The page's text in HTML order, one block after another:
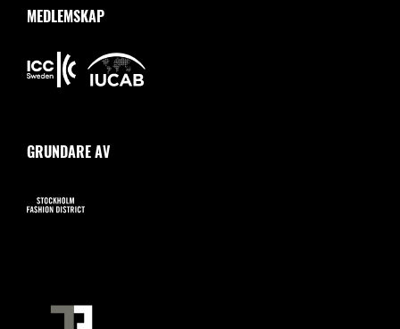
MEDLEMSKAP
GRUNDARE AV